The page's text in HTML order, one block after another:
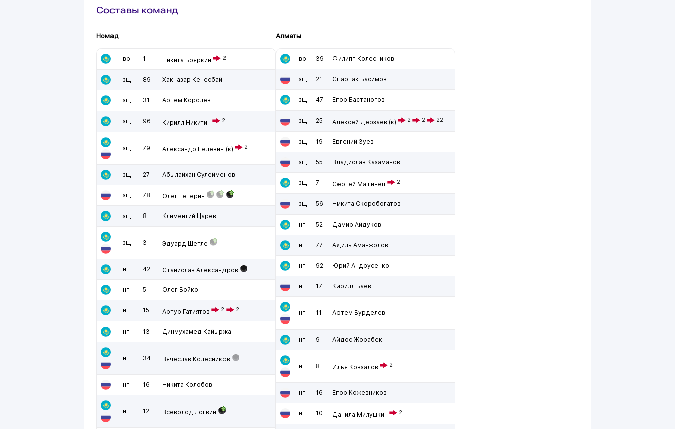
Составы команд
Номад
вр 1 Никита Бояркин 2
зщ 89 Хакназар Кенесбай
зщ 31 Артем Королев
зщ 96 Кирилл Никитин 2
зщ 79 Александр Пелевин (к) 2
зщ 27 Абылайхан Сулейменов
зщ 78 Олег Тетерин
зщ 8 Климентий Царев
зщ 3 Эдуард Шетле
нп 42 Станислав Александров
нп 5 Олег Бойко
нп 15 Артур Гатиятов 2 2
нп 13 Динмухамед Кайыржан
нп 34 Вячеслав Колесников
нп 16 Никита Колобов
нп 12 Всеволод Логвин
Алматы
вр 39 Филипп Колесников
зщ 21 Спартак Басимов
зщ 47 Егор Бастаногов
зщ 25 Алексей Дерзаев (к) 2 2 22
зщ 19 Евгений Зуев
зщ 55 Владислав Казаманов
зщ 7 Сергей Машинец 2
зщ 56 Никита Скоробогатов
нп 52 Дамир Айдуков
нп 77 Адиль Аманжолов
нп 92 Юрий Андрусенко
нп 17 Кирилл Баев
нп 11 Артем Бурделев
нп 9 Айдос Жорабек
нп 8 Илья Ковзалов 2
нп 16 Егор Кожевников
нп 10 Данила Милушкин 2